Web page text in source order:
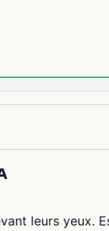
leurs yeux.